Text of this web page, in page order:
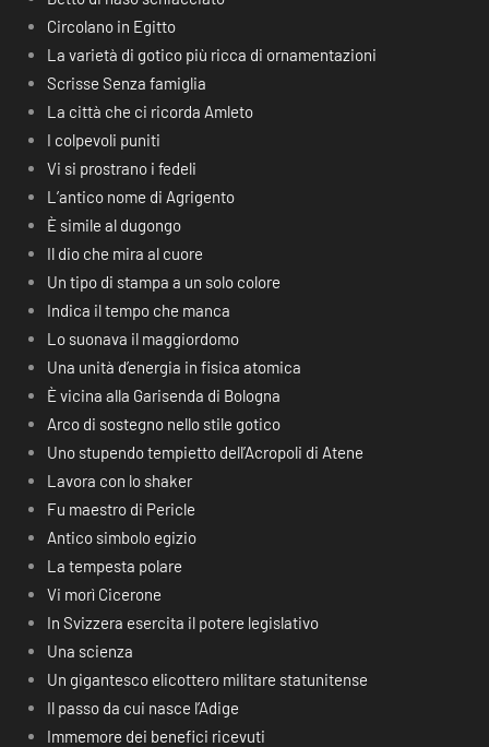
Circolano in Egitto
La varietà di gotico più ricca di ornamentazioni
Scrisse Senza famiglia
La città che ci ricorda Amleto
I colpevoli puniti
Vi si prostrano i fedeli
L’antico nome di Agrigento
È simile al dugongo
Il dio che mira al cuore
Un tipo di stampa a un solo colore
Indica il tempo che manca
Lo suonava il maggiordomo
Una unità d’energia in fisica atomica
È vicina alla Garisenda di Bologna
Arco di sostegno nello stile gotico
Uno stupendo tempietto dell’Acropoli di Atene
Lavora con lo shaker
Fu maestro di Pericle
Antico simbolo egizio
La tempesta polare
Vi morì Cicerone
In Svizzera esercita il potere legislativo
Una scienza
Un gigantesco elicottero militare statunitense
Il passo da cui nasce l’Adige
Immemore dei benefici ricevuti